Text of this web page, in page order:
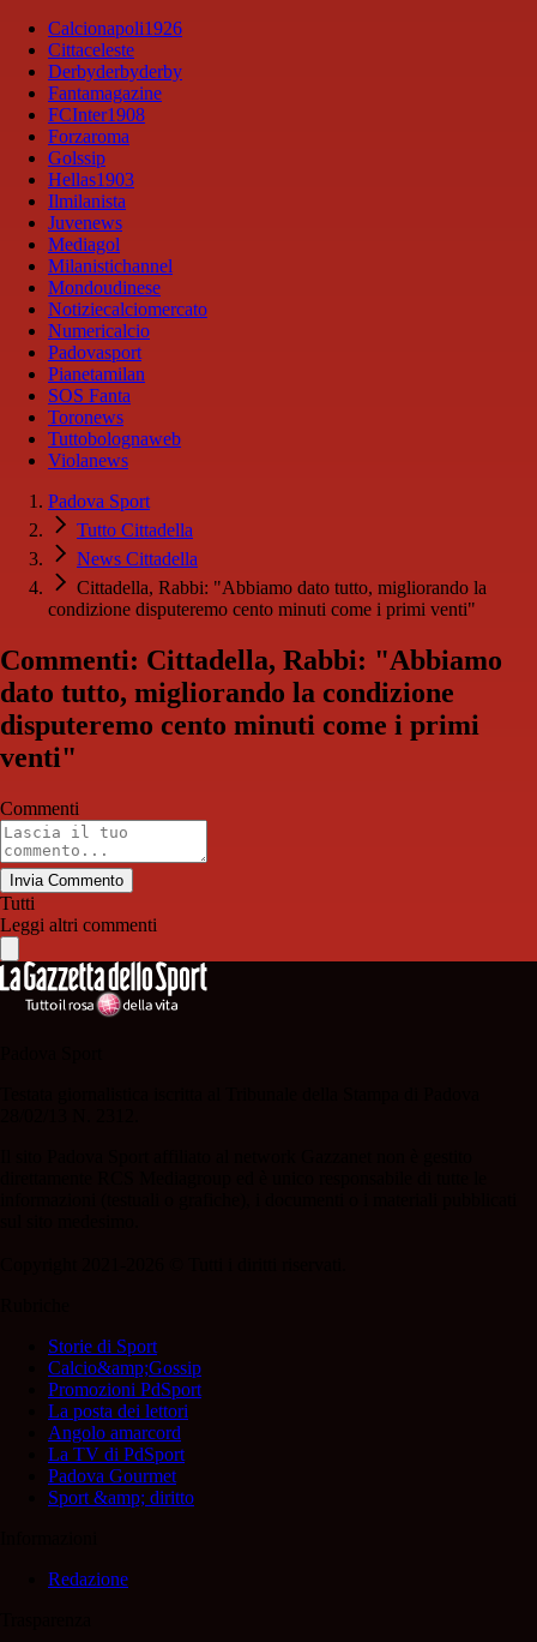
Calcionapoli1926
Cittaceleste
Derbyderbyderby
Fantamagazine
FCInter1908
Forzaroma
Golssip
Hellas1903
Ilmilanista
Juvenews
Mediagol
Milanistichannel
Mondoudinese
Notiziecalciomercato
Numericalcio
Padovasport
Pianetamilan
SOS Fanta
Toronews
Tuttobolognaweb
Violanews
Padova Sport
Tutto Cittadella
News Cittadella
Cittadella, Rabbi: "Abbiamo dato tutto, migliorando la
condizione disputeremo cento minuti come i primi venti"
Commenti: Cittadella, Rabbi: "Abbiamo
dato tutto, migliorando la condizione
disputeremo cento minuti come i primi
venti"
Commenti
Invia Commento
Tutti
Leggi altri commenti
Storie di Sport
Calcio&amp;Gossip
Promozioni PdSport
La posta dei lettori
Angolo amarcord
La TV di PdSport
Padova Gourmet
Sport &amp; diritto
Redazione